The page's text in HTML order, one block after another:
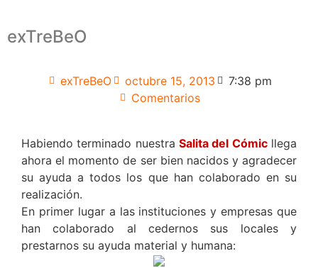
exTreBeO
exTreBeO octubre 15, 2013
7:38 pm
Comentarios
Habiendo terminado nuestra Salita del Cómicllega
ahora el momento de ser bien nacidos y agradecer
su ayuda a todos los que han colaborado en su
realización.
En primer lugar a las instituciones y empresas que
han colaborado al cedernos sus locales y
prestarnos su ayuda material y humana: